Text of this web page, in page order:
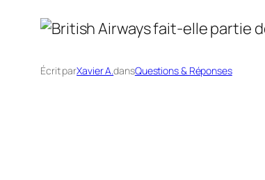
Écrit parXavier A.dansQuestions & Réponses